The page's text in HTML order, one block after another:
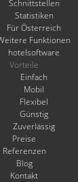
Schnittstellen
Statistiken
Für Österreich
Funktionen
hotelsoftware
Vorteile
Einfach
Mobil
Flexibel
Günstig
Zuverlässig
Preise
Referenzen
Blog
Kontakt